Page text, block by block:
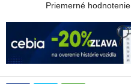
Priemerné hodnotenie